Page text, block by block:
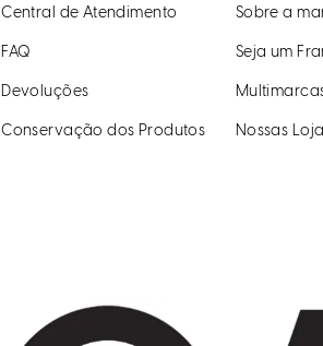
Central de Atendimento
FAQ
Devoluções
Conservação dos Produtos
Sobre a
Seja um
Nossas